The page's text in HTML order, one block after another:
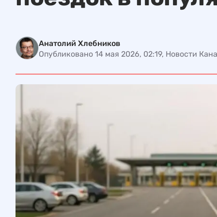
Анатолий Хлебников
Опубликовано 14 мая 2026, 02:19, Новости